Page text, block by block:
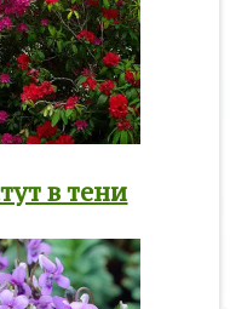
в тени